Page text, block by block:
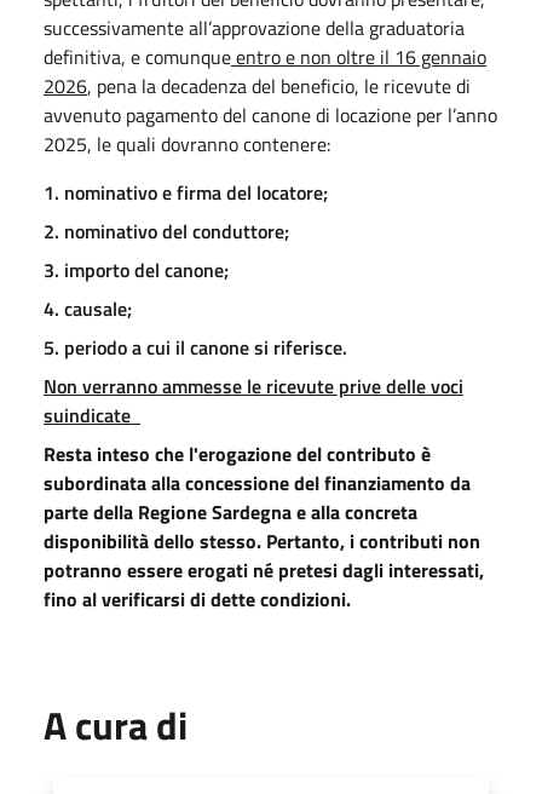
successivamente all’approvazione della graduatoria
definitiva, e comunqueentro e non oltre il 16 gennaio
2026, pena la decadenza del beneficio, le ricevute di
avvenuto pagamento del canone di locazione per l’anno
2025, le quali dovranno contenere:
1. nominativo e firma del locatore;
2. nominativo del conduttore;
3. importo del canone;
4. causale;
5. periodo a cui il canone si riferisce.
Non verranno ammesse le ricevute prive delle voci
suindicate
Resta inteso che l'erogazione del contributo è
subordinata alla concessione del finanziamento da
parte della Regione Sardegna e alla concreta
disponibilità dello stesso. Pertanto, i contributi non
potranno essere erogati né pretesi dagli interessati,
fino al verificarsi di dette condizioni.
A cura di